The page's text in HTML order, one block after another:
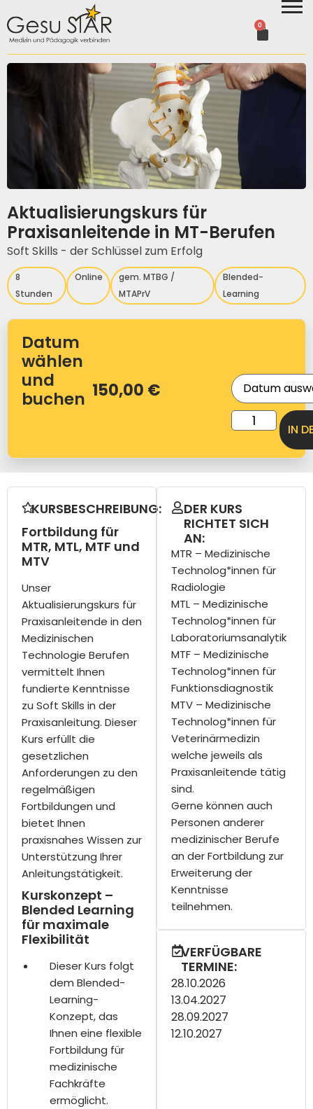
0
Aktualisierungskurs für
Praxisanleitende in MT-Berufen
Soft Skills - der Schlüssel zum Erfolg
8
Stunden
Online
gem. MTBG /
MTAPrV
Blended-
Learning
Datum
wählen
und
buchen 150,00 €
IN
KURSBESCHREIBUNG:
Fortbildung für
MTR, MTL, MTF und
MTV
Unser
Aktualisierungskurs für
Praxisanleitende in den
Medizinischen
Technologie Berufen
vermittelt Ihnen
fundierte Kenntnisse
zu Soft Skills in der
Praxisanleitung. Dieser
Kurs erfüllt die
gesetzlichen
Anforderungen zu den
regelmäßigen
Fortbildungen und
bietet Ihnen
praxisnahes Wissen zur
Unterstützung Ihrer
Kurskonzept –
Blended Learning
für maximale
Flexibilität
Dieser Kurs folgt
dem Blended-
Learning-
Konzept, das
Ihnen eine flexible
Fortbildung für
medizinische
Fachkräfte
ermöglicht.
VERFÜGBARE
TERMINE:
28.10.2026
13.04.2027
28.09.2027
12.10.2027
DER KURS
RICHTET SICH
AN:
MTR – Medizinische
Technolog*innen für
Radiologie
MTL – Medizinische
Technolog*innen für
Laboratoriumsanalytik
MTF – Medizinische
Technolog*innen für
Funktionsdiagnostik
MTV – Medizinische
Technolog*innen für
Veterinärmedizin
welche jeweils als
Praxisanleitende tätig
sind.
Gerne können auch
Personen anderer
medizinischer Berufe
an der Fortbildung zur
Erweiterung der
Kenntnisse
teilnehmen.